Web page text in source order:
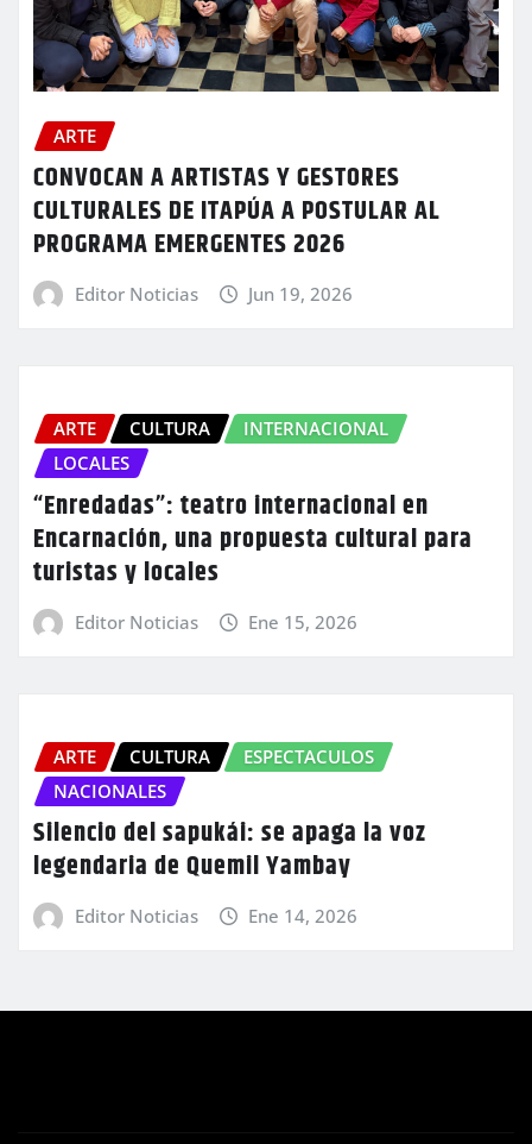
ARTE
CONVOCAN A ARTISTAS Y GESTORES
CULTURALES DE ITAPÚA A POSTULAR AL
PROGRAMA EMERGENTES 2026
Editor Noticias Jun 19, 2026
ARTE CULTURA
INTERNACIONAL
LOCALES
“Enredadas”: teatro internacional en
Encarnación, una propuesta cultural para
turistas y locales
Editor Noticias Ene 15, 2026
ARTE CULTURA
ESPECTACULOS
NACIONALES
Silencio del sapukái: se apaga la voz
legendaria de Quemil Yambay
Editor Noticias Ene 14, 2026